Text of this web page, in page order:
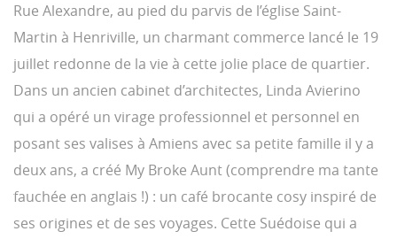
Rue Alexandre, au pied du parvis de l’église Saint-
Martin à Henriville, un charmant commerce lancé le 19
juillet redonne de la vie à cette jolie place de quartier.
Dans un ancien cabinet d’architectes, Linda Avierino
qui a opéré un virage professionnel et personnel en
posant ses valises à Amiens avec sa petite famille il y a
deux ans, a créé My Broke Aunt (comprendre ma tante
fauchée en anglais !) : un café brocante cosy inspiré de
ses origines et de ses voyages. Cette Suédoise qui a